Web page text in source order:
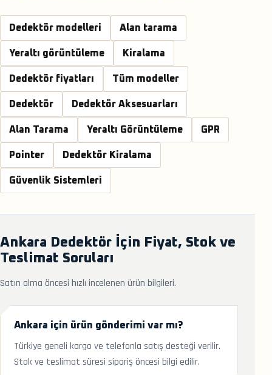
Dedektör modelleri Alan tarama
Yeraltı görüntüleme Kiralama
Dedektör fiyatları Tüm modeller
Dedektör Dedektör Aksesuarları
Alan Tarama Yeraltı Görüntüleme GPR
Pointer Dedektör Kiralama
Güvenlik Sistemleri
Ankara Dedektör İçin Fiyat, Stok ve
Teslimat Soruları
Satın alma öncesi hızlı incelenen ürün bilgileri.
Ankara için ürün gönderimi var mı?
Türkiye geneli kargo ve telefonla satış desteği verilir.
Stok ve teslimat süresi sipariş öncesi bilgi edilir.